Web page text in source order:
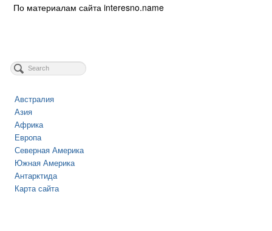
По материалам сайта interesno.name
Австралия
Азия
Африка
Европа
Северная Америка
Южная Америка
Антарктида
Карта сайта